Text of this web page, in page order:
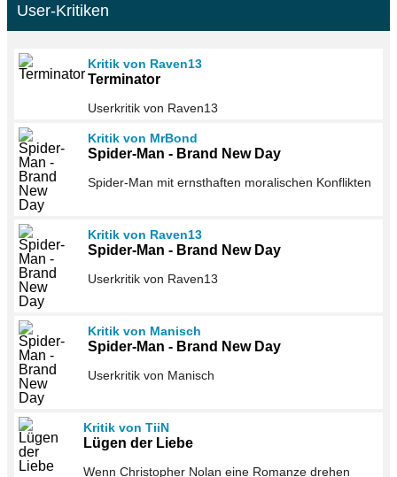
User-Kritiken
Kritik von Raven13
Terminator
Userkritik von Raven13
Kritik von MrBond
Spider-Man - Brand New Day
Spider-Man mit ernsthaften moralischen Konflikten
Kritik von Raven13
Spider-Man - Brand New Day
Userkritik von Raven13
Kritik von Manisch
Spider-Man - Brand New Day
Userkritik von Manisch
Kritik von TiiN
Lügen der Liebe
Wenn Christopher Nolan eine Romanze drehen